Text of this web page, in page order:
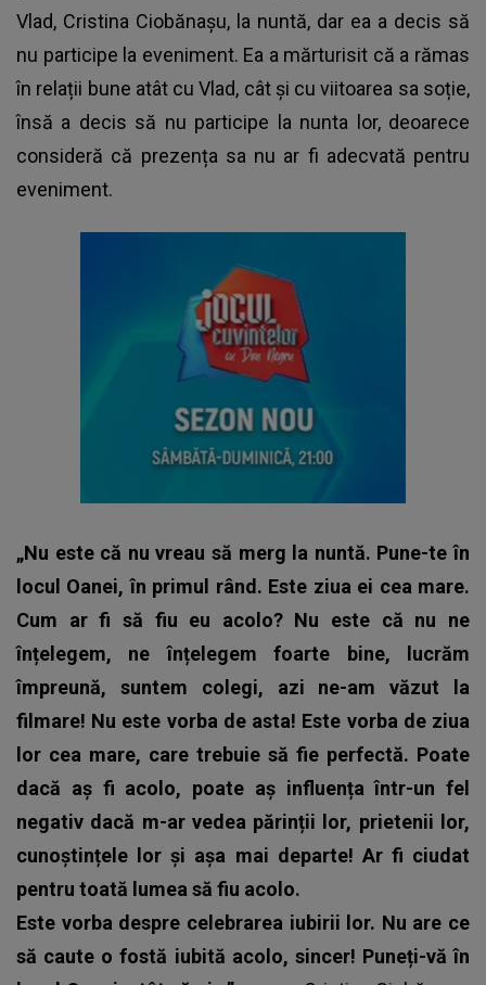
Vlad, Cristina Ciobănașu, la nuntă, dar ea a decis să
nu participe la eveniment. Ea a mărturisit că a rămas
în relații bune atât cu Vlad, cât și cu viitoarea sa soție,
însă a decis să nu participe la nunta lor, deoarece
consideră că prezența sa nu ar fi adecvată pentru
eveniment.
„Nu este că nu vreau să merg la nuntă. Pune-te în
locul Oanei, în primul rând. Este ziua ei cea mare.
Cum ar fi să fiu eu acolo? Nu este că nu ne
înțelegem, ne înțelegem foarte bine, lucrăm
împreună, suntem colegi, azi ne-am văzut la
filmare! Nu este vorba de asta! Este vorba de ziua
lor cea mare, care trebuie să fie perfectă. Poate
dacă aș fi acolo, poate aș influența într-un fel
negativ dacă m-ar vedea părinții lor, prietenii lor,
cunoștințele lor și așa mai departe! Ar fi ciudat
pentru toată lumea să fiu acolo.
Este vorba despre celebrarea iubirii lor. Nu are ce
să caute o fostă iubită acolo, sincer! Puneți-vă în